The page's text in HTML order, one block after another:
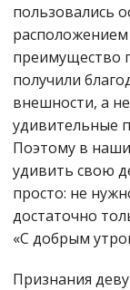
пользовались
преимущество
получили
внешности, а
удивительные
Поэтому в
удивить свою
просто: не
достаточно
«С добрым
Признания